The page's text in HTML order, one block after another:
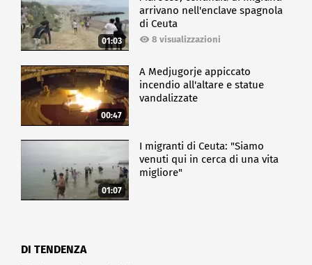
01:03
arrivano nell'enclave spagnola
di Ceuta
8 visualizzazioni
00:47
A Medjugorje appiccato
incendio all'altare e statue
vandalizzate
01:07
I migranti di Ceuta: "Siamo
venuti qui in cerca di una vita
migliore"
DI TENDENZA